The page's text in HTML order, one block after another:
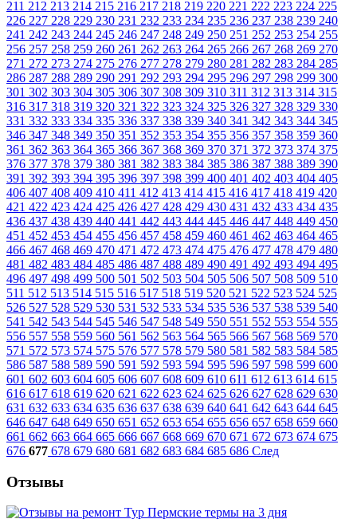
211 212 213 214 215 216 217 218 219 220 221 222 223 224 225
226 227 228 229 230 231 232 233 234 235 236 237 238 239 240
241 242 243 244 245 246 247 248 249 250 251 252 253 254 255
256 257 258 259 260 261 262 263 264 265 266 267 268 269 270
271 272 273 274 275 276 277 278 279 280 281 282 283 284 285
286 287 288 289 290 291 292 293 294 295 296 297 298 299 300
301 302 303 304 305 306 307 308 309 310 311 312 313 314 315
316 317 318 319 320 321 322 323 324 325 326 327 328 329 330
331 332 333 334 335 336 337 338 339 340 341 342 343 344 345
346 347 348 349 350 351 352 353 354 355 356 357 358 359 360
361 362 363 364 365 366 367 368 369 370 371 372 373 374 375
376 377 378 379 380 381 382 383 384 385 386 387 388 389 390
391 392 393 394 395 396 397 398 399 400 401 402 403 404 405
406 407 408 409 410 411 412 413 414 415 416 417 418 419 420
421 422 423 424 425 426 427 428 429 430 431 432 433 434 435
436 437 438 439 440 441 442 443 444 445 446 447 448 449 450
451 452 453 454 455 456 457 458 459 460 461 462 463 464 465
466 467 468 469 470 471 472 473 474 475 476 477 478 479 480
481 482 483 484 485 486 487 488 489 490 491 492 493 494 495
496 497 498 499 500 501 502 503 504 505 506 507 508 509 510
511 512 513 514 515 516 517 518 519 520 521 522 523 524 525
526 527 528 529 530 531 532 533 534 535 536 537 538 539 540
541 542 543 544 545 546 547 548 549 550 551 552 553 554 555
556 557 558 559 560 561 562 563 564 565 566 567 568 569 570
571 572 573 574 575 576 577 578 579 580 581 582 583 584 585
586 587 588 589 590 591 592 593 594 595 596 597 598 599 600
601 602 603 604 605 606 607 608 609 610 611 612 613 614 615
616 617 618 619 620 621 622 623 624 625 626 627 628 629 630
631 632 633 634 635 636 637 638 639 640 641 642 643 644 645
646 647 648 649 650 651 652 653 654 655 656 657 658 659 660
661 662 663 664 665 666 667 668 669 670 671 672 673 674 675
676 677 678 679 680 681 682 683 684 685 686 След
Отзывы